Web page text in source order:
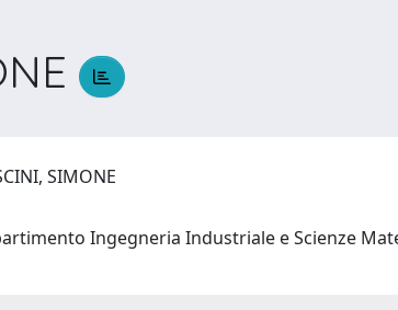
SIMONE
Ingegneria Industriale e Scienze